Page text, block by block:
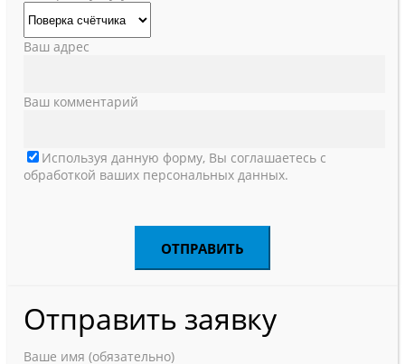
Ваш адрес
Ваш комментарий
Используя данную форму, Вы соглашаетесь с
обработкой ваших персональных данных.
Отправить заявку
Ваше имя (обязательно)